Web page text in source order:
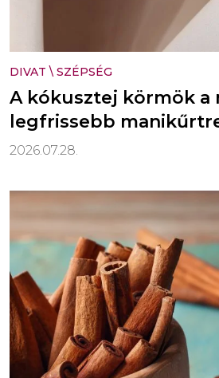
DIVAT \ SZÉPSÉG
A kókusztej körmök a
legfrissebb
2026.07.28.